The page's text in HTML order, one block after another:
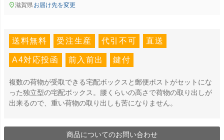
滋賀県お届け先を変更
送料無料 受注生産 代引不可 直送
A4対応投函 前入前出 鍵付
複数の荷物が受取できる宅配ボックスと郵便ポストがセットにな
った独立型の宅配ボックス。腰くらいの高さで荷物の取り出しが
出来るので、重い荷物の取り出しも苦になりません。
商品についてのお問い合わせ